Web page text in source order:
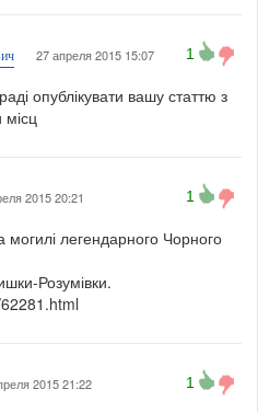
27 апреля 2015 15:07 1
опублікувати вашу статтю з
місц
2015 20:21 1
могилі легендарного Чорного
Розумівки.
2015 21:22 1